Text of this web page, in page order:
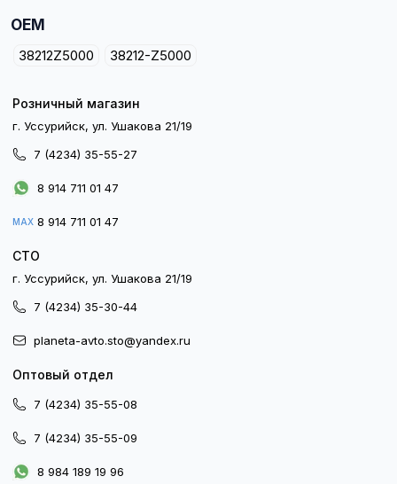
OEM
38212Z5000 38212-Z5000
Розничный магазин
г. Уссурийск, ул. Ушакова 21/19
7 (4234) 35-55-27
8 914 711 01 47
MAX 8 914 711 01 47
СТО
г. Уссурийск, ул. Ушакова 21/19
7 (4234) 35-30-44
planeta-avto.sto@yandex.ru
Оптовый отдел
7 (4234) 35-55-08
7 (4234) 35-55-09
8 984 189 19 96